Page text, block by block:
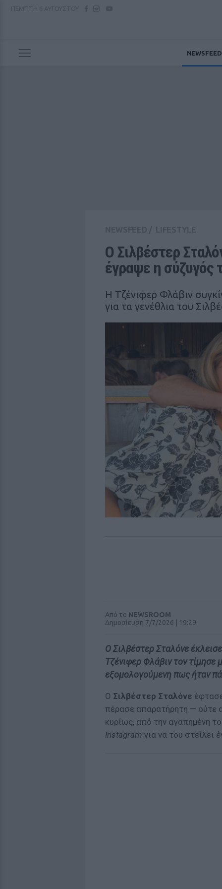
NEWSFEED
Ο Σιλβέστερ
έγραψε η σύζυγός
Η Τζένιφερ Φλάβιν
για τα γενέθλια του
Από το NEWSROOM
Δημοσίευση 7/7/2026 | 19:29
Ο Σιλβέστερ Σταλόνε
Τζένιφερ Φλάβιν τον τίμησε
εξομολογούμενη πως ήταν
Ο Σιλβέστερ Σταλόνε
πέρασε απαρατήρητη — ούτε
κυρίως, από την αγαπημένη
Instagram για να του στείλει